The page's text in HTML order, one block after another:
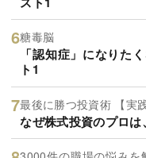
糖毒脳
「認知症」になりた
ト1
最後に勝つ投資術 【実
なぜ株式投資のプロ